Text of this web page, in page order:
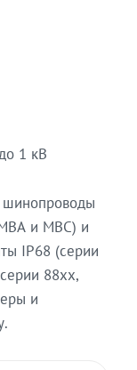
1 кВ
шинопроводы
и МВС) и
IP68 (серии
88xx,
и